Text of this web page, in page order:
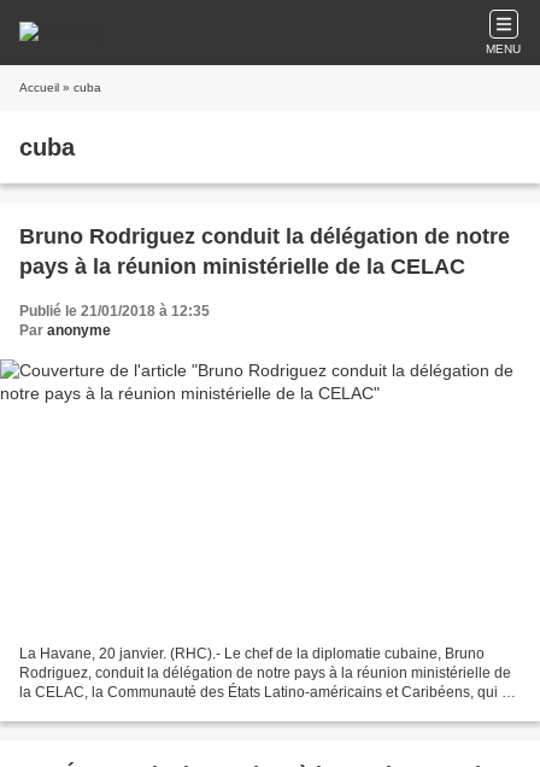
MENU
Accueil » cuba
cuba
Bruno Rodriguez conduit la délégation de notre
pays à la réunion ministérielle de la CELAC
Publié le 21/01/2018 à 12:35
Par anonyme
La Havane, 20 janvier. (RHC).- Le chef de la diplomatie cubaine, Bruno
Rodriguez, conduit la délégation de notre pays à la réunion ministérielle de
la CELAC, la Communauté des États Latino-américains et Caribéens, qui se